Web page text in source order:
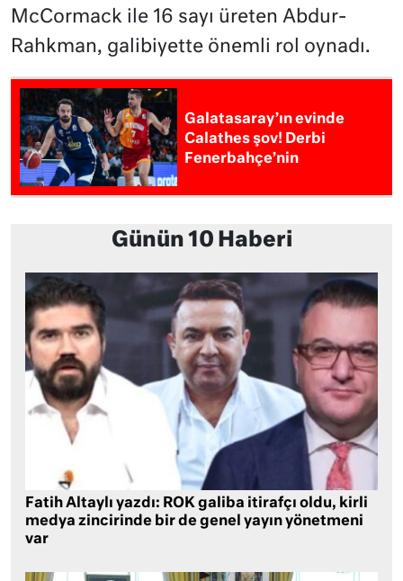
McCormack ile 16 sayı üreten Abdur-
Rahkman, galibiyette önemli rol oynadı.
Galatasaray’ın evinde
Calathes şov! Derbi
Fenerbahçe’nin
Günün 10 Haberi
Fatih Altaylı yazdı: ROK galiba itirafçı oldu, kirli
medya zincirinde bir de genel yayın yönetmeni
var